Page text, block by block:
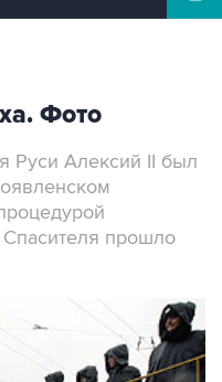
Фото
Руси Алексий II был
прошло